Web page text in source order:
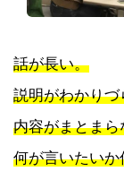
話が長い。
説明がわかりづ
内容がまとまら
何が言いたい